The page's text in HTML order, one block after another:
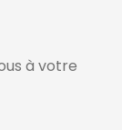
à votre